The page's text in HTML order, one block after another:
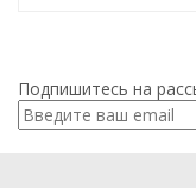
Подпишитесь на